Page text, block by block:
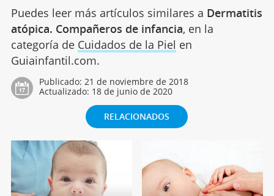
Puedes leer más artículos similares a Dermatitis
atópica. Compañeros de infancia, en la
categoría de Cuidados de la Piel en
Guiainfantil.com.
Publicado: 21 de noviembre de 2018
Actualizado: 18 de junio de 2020
RELACIONADOS